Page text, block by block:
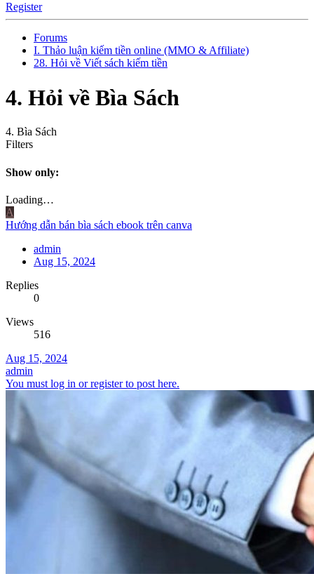
Register
Forums
I. Thảo luận kiếm tiền online (MMO & Affiliate)
28. Hỏi về Viết sách kiếm tiền
4. Hỏi về Bìa Sách
4. Bìa Sách
Filters
Show only:
Loading…
A
Hướng dẫn bán bìa sách ebook trên canva
admin
Aug 15, 2024
Replies
0
Views
516
Aug 15, 2024
admin
You must log in or register to post here.